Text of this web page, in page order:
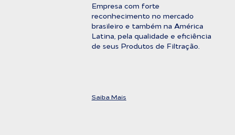
Empresa com forte
reconhecimento no mercado
brasileiro e também na América
Latina, pela qualidade e eficiência
de seus Produtos de Filtração.
Saiba Mais